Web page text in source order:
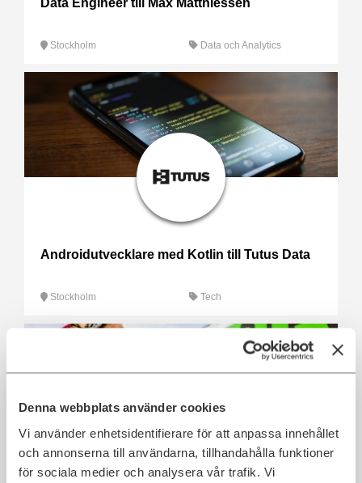
Denna webbplats använder cookies
Vi använder enhetsidentifierare för att anpassa innehållet
och annonserna till användarna, tillhandahålla funktioner
för sociala medier och analysera vår trafik. Vi
Data Engineer till Max Matthiessen
Stockholm Data och Analytics
Androidutvecklare med Kotlin till Tutus Data
Stockholm Tech